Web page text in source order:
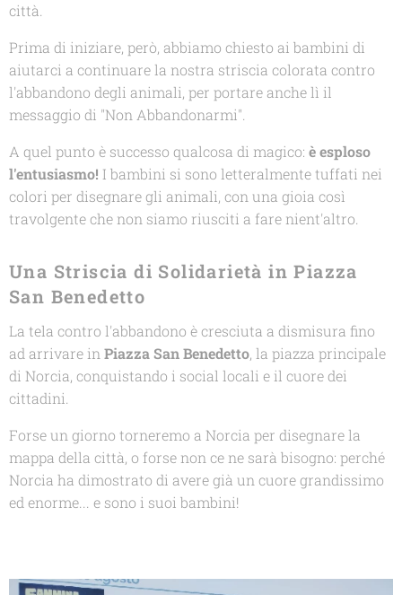
città.
Prima di iniziare, però, abbiamo chiesto ai bambini di
aiutarci a continuare la nostra striscia colorata contro
l'abbandono degli animali, per portare anche lì il
messaggio di "Non Abbandonarmi".
A quel punto è successo qualcosa di magico: è esploso
l'entusiasmo! I bambini si sono letteralmente tuffati nei
colori per disegnare gli animali, con una gioia così
travolgente che non siamo riusciti a fare nient'altro.
Una Striscia di Solidarietà in Piazza
San Benedetto
La tela contro l'abbandono è cresciuta a dismisura fino
ad arrivare in Piazza San Benedetto, la piazza principale
di Norcia, conquistando i social locali e il cuore dei
cittadini.
Forse un giorno torneremo a Norcia per disegnare la
mappa della città, o forse non ce ne sarà bisogno: perché
Norcia ha dimostrato di avere già un cuore grandissimo
ed enorme... e sono i suoi bambini!